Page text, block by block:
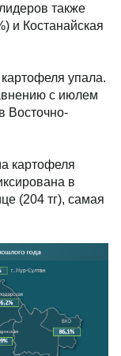
также
и Костанайская
упала.
с июлем
Восточно-
картофеля
в
(204 тг), самая